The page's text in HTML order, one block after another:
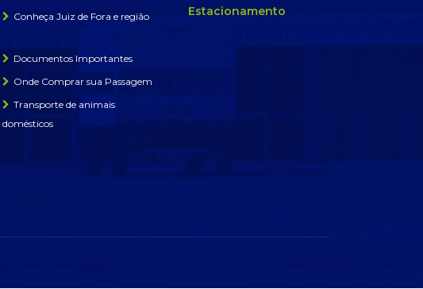
Conheça Juiz de Fora e região
Documentos Importantes
Onde Comprar sua Passagem
Transporte de animais
domésticos
Estacionamento